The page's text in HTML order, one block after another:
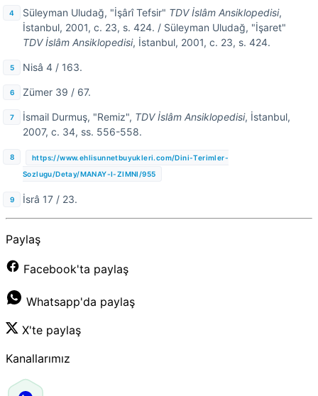
Süleyman Uludağ, "İşârî Tefsir" TDV İslâm Ansiklopedisi,
İstanbul, 2001, c. 23, s. 424. / Süleyman Uludağ, "İşaret"
TDV İslâm Ansiklopedisi, İstanbul, 2001, c. 23, s. 424.
Nisâ 4 / 163.
Zümer 39 / 67.
İsmail Durmuş, "Remiz", TDV İslâm Ansiklopedisi, İstanbul,
2007, c. 34, ss. 556-558.
https://www.ehlisunnetbuyukleri.com/Dini-Terimler-
Sozlugu/Detay/MANAY-I-ZIMNI/955
İsrâ 17 / 23.
Paylaş
Facebook'ta paylaş
Whatsapp'da paylaş
X'te paylaş
Kanallarımız